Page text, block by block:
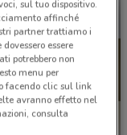
sul tuo dispositivo.
affinché
partner trattiamo i
essere
potrebbero non
menu per
facendo clic sul link
avranno effetto nel
consulta